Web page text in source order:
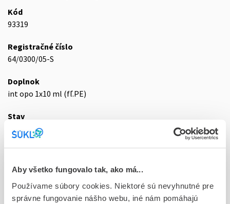
Aby všetko fungovalo tak, ako má...
Používame súbory cookies. Niektoré sú nevyhnutné pre
správne fungovanie nášho webu, iné nám pomáhajú
Kód
93319
Registračné číslo
64/0300/05-S
Doplnok
int opo 1x10 ml (fľ.PE)
Stav
D - Registrácia bez obmedzenia platnosti
Typ registračnej procedúry
Držiteľ, krajina
UNIMED PHARMA, spol. s r.o., Slovensko